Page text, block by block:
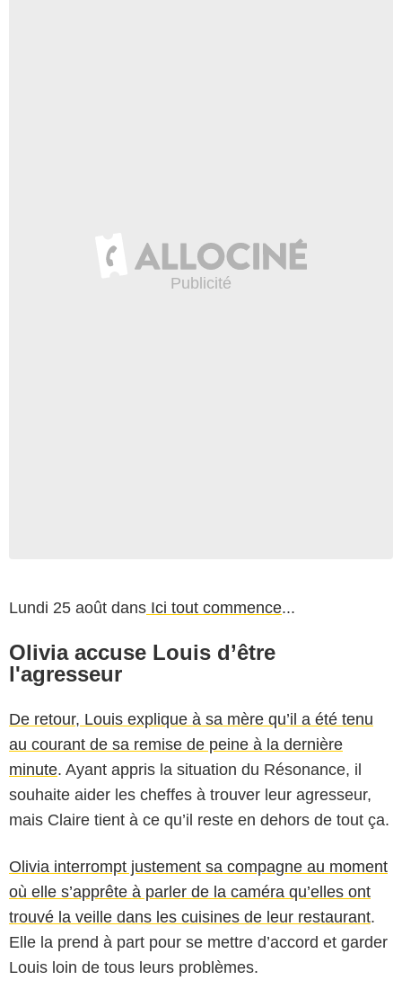
Lundi 25 août dans Ici tout commence...
Olivia accuse Louis d’être
l'agresseur
De retour, Louis explique à sa mère qu’il a été tenu
au courant de sa remise de peine à la dernière
minute. Ayant appris la situation du Résonance, il
souhaite aider les cheffes à trouver leur agresseur,
mais Claire tient à ce qu’il reste en dehors de tout ça.
Olivia interrompt justement sa compagne au moment
où elle s’apprête à parler de la caméra qu’elles ont
trouvé la veille dans les cuisines de leur restaurant.
Elle la prend à part pour se mettre d’accord et garder
Louis loin de tous leurs problèmes.